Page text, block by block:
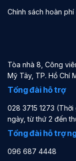
Chính sách hoàn
Tòa nhà 8, Công
Mỹ Tây, TP. Hồ Chí
Tổng đài hỗ trợ
028 3715 1273
ngày, từ thứ 2 đến
Tổng đài hỗ trợ
096 687 4448